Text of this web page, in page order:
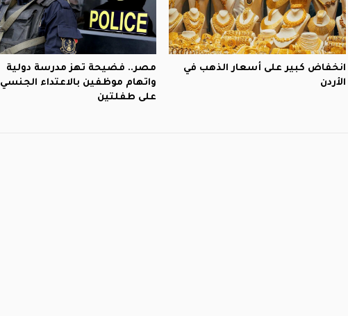
انخفاض كبير على أسعار الذهب في
الأردن
مصر.. فضيحة تهز مدرسة دولية
واتهام موظفين بالاعتداء الجنسي
على طفلتين